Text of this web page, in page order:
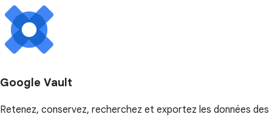
Google Vault
Retenez, conservez, recherchez et exportez les données des